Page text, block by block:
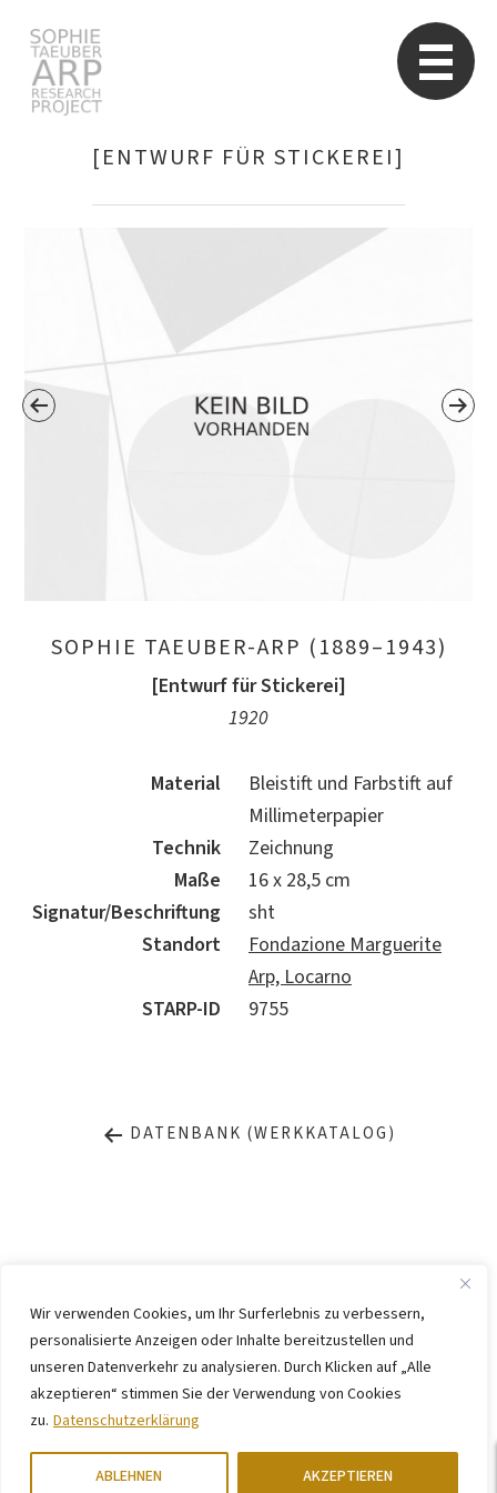
Wir verwenden Cookies, um Ihr Surferlebnis zu verbessern,
personalisierte Anzeigen oder Inhalte bereitzustellen und
unseren Datenverkehr zu analysieren. Durch Klicken auf „Alle
akzeptieren“ stimmen Sie der Verwendung von Cookies
zu. Datenschutzerklärung
ABLEHNEN AKZEPTIEREN
Suchen
nach:
[ENTWURF FÜR STICKEREI]
SOPHIE TAEUBER-ARP (1889–1943)
[Entwurf für Stickerei]
1920
Material
Bleistift und Farbstift auf
Millimeterpapier
Technik
Zeichnung
Maße
16 x 28,5 cm
Signatur/Beschriftung
sht
Standort
Fondazione Marguerite
Arp, Locarno
STARP-ID
9755
DATENBANK (WERKKATALOG)
IMPRESSUM
DATENSCHUTZ
KONTAKT
WEBSITE BYKINGMAICO
Berlin/Rolandswerth und Gerhard-Marcks-